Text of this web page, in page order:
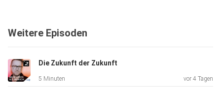
Weitere Episoden
Die Zukunft der Zukunft
5 Minuten vor 4 Tagen